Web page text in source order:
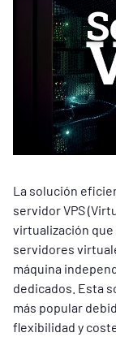
La solución
servidor VPS
virtualización
servidores
máquina
dedicados. Esta
más popular
flexibilidad y